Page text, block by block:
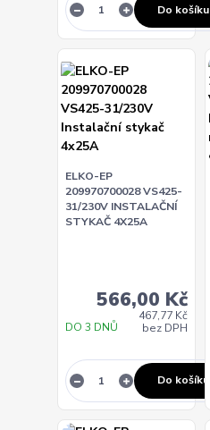
Do košíku
ELKO-EP
209970700028 VS425-
31/230V INSTALAČNÍ
STYKAČ 4X25A
566,00 Kč
467,77 Kč
bez DPH
DO 3 DNŮ
Do košíku